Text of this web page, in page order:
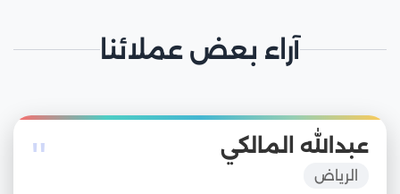
آراء بعض عملائنا
" عبدالله المالكي
الرياض